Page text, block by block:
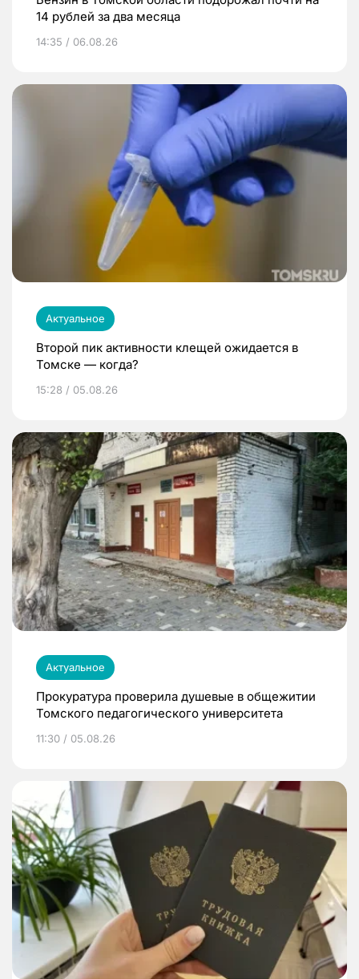
14 рублей за два месяца
14:35 / 06.08.26
Актуальное
Второй пик активности клещей ожидается в
Томске — когда?
15:28 / 05.08.26
Актуальное
Прокуратура проверила душевые в общежитии
Томского педагогического университета
11:30 / 05.08.26